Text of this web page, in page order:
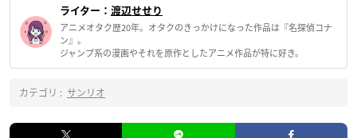
ライター： 渡辺せせり
アニメオタク歴20年。オタクのきっかけになった作品は『名探偵コナ
ン』。
ジャンプ系の漫画やそれを原作としたアニメ作品が特に好き。
カテゴリ : サンリオ